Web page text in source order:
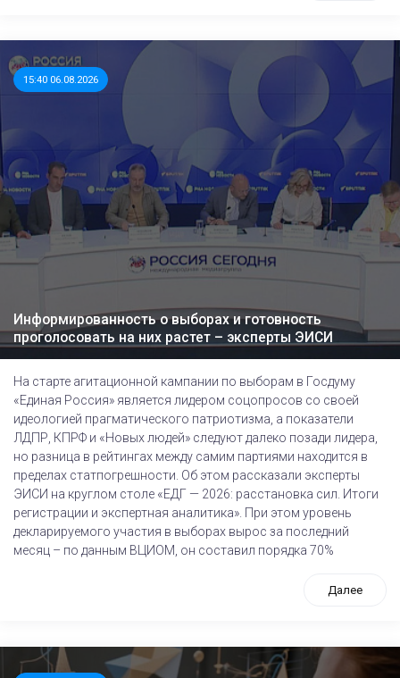
15:40 06.08.2026
Информированность о выборах и готовность
проголосовать на них растет – эксперты ЭИСИ
На старте агитационной кампании по выборам в Госдуму
«Единая Россия» является лидером соцопросов со своей
идеологией прагматического патриотизма, а показатели
ЛДПР, КПРФ и «Новых людей» следуют далеко позади лидера,
но разница в рейтингах между самим партиями находится в
пределах статпогрешности. Об этом рассказали эксперты
ЭИСИ на круглом столе «ЕДГ — 2026: расстановка сил. Итоги
регистрации и экспертная аналитика». При этом уровень
декларируемого участия в выборах вырос за последний
месяц – по данным ВЦИОМ, он составил порядка 70%
Далее